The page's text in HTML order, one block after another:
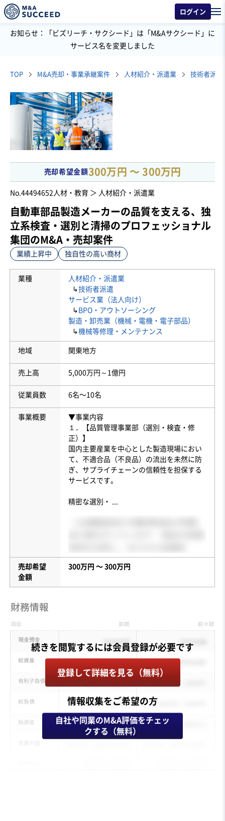
ログイン
お知らせ：「ビズリーチ・サクシード」は「M&Aサクシード」に
サービス名を変更しました
TOP M&A売却・事業承継案件 人材紹介・派遣業 技術者派遣
売却希望金額300万円 〜 300万円
No.44494652 人材・教育 ＞ 人材紹介・派遣業
自動車部品製造メーカーの品質を支える、独
立系検査・選別と清掃のプロフェッショナル
集団のM&A・売却案件
業績上昇中 独自性の高い商材
業種
人材紹介・派遣業
↳技術者派遣
サービス業（法人向け）
↳ BPO・アウトソーシング
製造・卸売業（機械・電機・電子部品）
↳機械等修理・メンテナンス
地域 関東地方
売上高 5,000万円～1億円
従業員数 6名〜10名
事業概要
▼事業内容
１．【品質管理事業部（選別・検査・修
正）】
国内主要産業を中心とした製造現場におい
て、不適合品（不良品）の流出を未然に防
ぎ、サプライチェーンの信頼性を担保する
サービスです。
精密な選別・
売却希望
金額
300万円 〜 300万円
登録して詳細を見る（無料）
情報収集をご希望の方
自社や同業のM&A評価をチェッ
クする（無料）